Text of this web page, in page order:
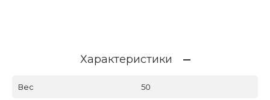
Характеристики
Вес 50